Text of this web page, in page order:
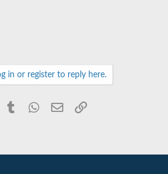
in or register to reply here.
PinterestTumblr WhatsApp
Email